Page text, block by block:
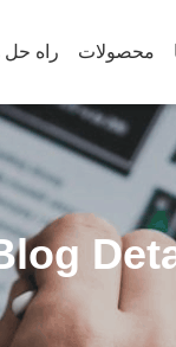
محصولات راه حل